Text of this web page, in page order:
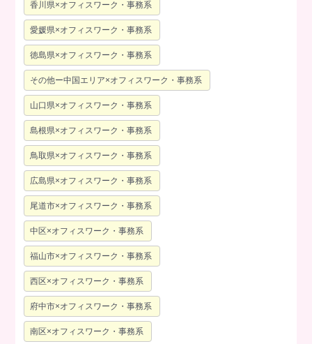
香川県×オフィスワーク・事務系
愛媛県×オフィスワーク・事務系
徳島県×オフィスワーク・事務系
その他ー中国エリア×オフィスワーク・事務系
山口県×オフィスワーク・事務系
島根県×オフィスワーク・事務系
鳥取県×オフィスワーク・事務系
広島県×オフィスワーク・事務系
尾道市×オフィスワーク・事務系
中区×オフィスワーク・事務系
福山市×オフィスワーク・事務系
西区×オフィスワーク・事務系
府中市×オフィスワーク・事務系
南区×オフィスワーク・事務系